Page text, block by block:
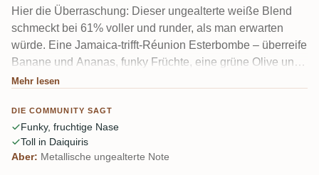
Hier die Überraschung: Dieser ungealterte weiße Blend
schmeckt bei 61% voller und runder, als man erwarten
würde. Eine Jamaica-trifft-Réunion Esterbombe – überreife
Banane und Ananas, funky Früchte, eine grüne Olive und
eine medizinische Note von der Savanna-Seite. Einige
Note wahr. Die meisten greifen zu ihm im Daiquiri, aber ein
paar genießen ihn auch langsam pur mit einem Tropfen
Wasser.
Mehr lesen
DIE COMMUNITY SAGT
Funky, fruchtige Nase
Toll in Daiquiris
Aber: Metallische ungealterte Note